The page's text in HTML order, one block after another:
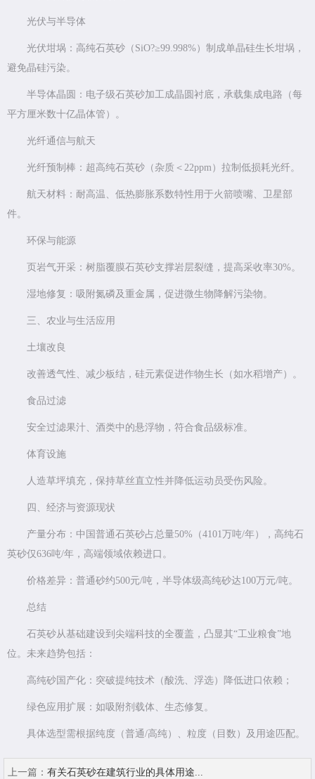
光伏与半导体
光伏坩埚：高纯石英砂（SiO?≥99.998%）制成单晶硅生长坩埚，
避免晶硅污染。
半导体晶圆：电子级石英砂加工成晶圆衬底，承载集成电路（每
平方厘米数十亿晶体管）。
光纤通信与航天
光纤预制棒：超高纯石英砂（杂质＜22ppm）拉制低损耗光纤。
航天材料：耐高温、低热膨胀系数特性用于火箭喷嘴、卫星部
件。
环保与能源
页岩气开采：树脂覆膜石英砂支撑岩层裂缝，提高采收率30%。
湿地修复：吸附氮磷及重金属，促进微生物降解污染物。
三、农业与生活应用
土壤改良
改善透气性、减少板结，硅元素促进作物生长（如水稻增产）。
食品过滤
安全过滤果汁、酒类中的悬浮物，符合食品级标准。
体育设施
人造草坪填充，保持草丝直立性并降低运动员受伤风险。
四、经济与资源现状
产量分布：中国普通石英砂占总量50%（4101万吨/年），高纯石
英砂仅636吨/年，高端领域依赖进口。
价格差异：普通砂约500元/吨，半导体级高纯砂达100万元/吨。
总结
石英砂从基础建设到尖端科技的全覆盖，凸显其“工业粮食”地
位。未来趋势包括：
高纯砂国产化：突破提纯技术（酸洗、浮选）降低进口依赖；
绿色应用扩展：如吸附剂载体、生态修复。
具体选型需根据纯度（普通/高纯）、粒度（目数）及用途匹配。
上一篇： 有关石英砂在建筑行业的具体用途...